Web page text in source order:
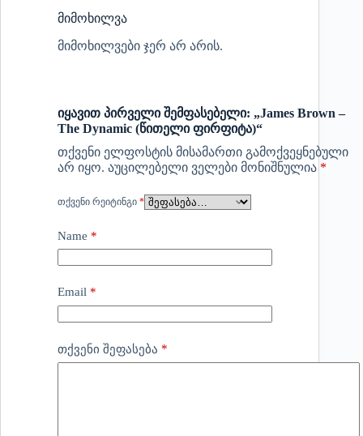
მიმოხილვა
მიმოხილვები ჯერ არ არის.
იყავით პირველი შემფასებელი: „James Brown –
The Dynamic (წითელი ფირფიტა)“
თქვენი ელფოსტის მისამართი გამოქვეყნებული
არ იყო. აუცილებელი ველები მონიშნულია *
ᲗᲥᲕᲔᲜᲘ ᲠᲔᲘᲢᲘᲜᲒᲘ *
Name *
Email *
თქვენი შეფასება *